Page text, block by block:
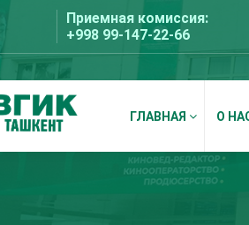
Приемная комиссия:
+998 99-147-22-66
ГЛАВНАЯ О